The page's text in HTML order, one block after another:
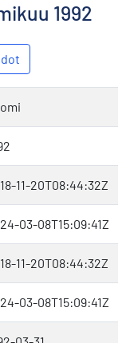
1992
11-20T08:44:32Z
03-08T15:09:41Z
11-20T08:44:32Z
03-08T15:09:41Z